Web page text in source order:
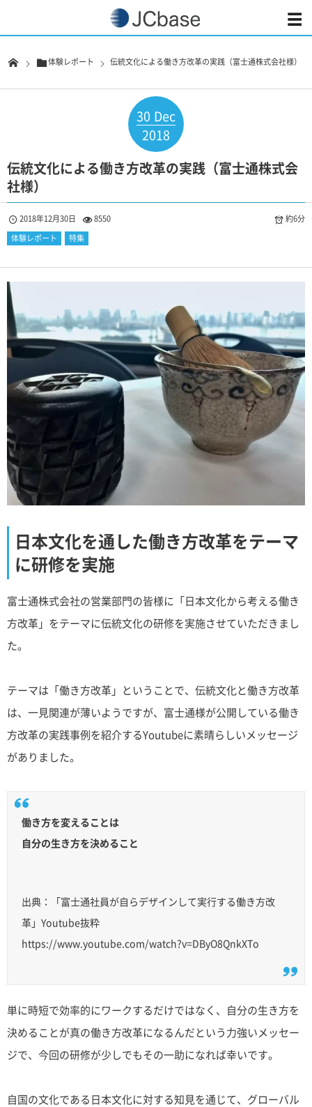
体験レポート 伝統文化による働き方改革の実践（富士通株式会社様）
30 Dec
2018
伝統文化による働き方改革の実践（富士通株式会
社様）
2018年12月30日 8550
約6分
体験レポート
特集
日本文化を通した働き方改革をテーマ
に研修を実施
富士通株式会社の営業部門の皆様に「日本文化から考える働き
方改革」をテーマに伝統文化の研修を実施させていただきまし
た。
テーマは「働き方改革」ということで、伝統文化と働き方改革
は、一見関連が薄いようですが、富士通様が公開している働き
方改革の実践事例を紹介するYoutubeに素晴らしいメッセージ
がありました。
働き方を変えることは
自分の生き方を決めること
出典：「富士通社員が自らデザインして実行する働き方改
革」Youtube抜粋
https://www.youtube.com/watch?v=DByO8QnkXTo
単に時短で効率的にワークするだけではなく、自分の生き方を
決めることが真の働き方改革になるんだという力強いメッセー
ジで、今回の研修が少しでもその一助になれば幸いです。
自国の文化である日本文化に対する知見を通じて、グローバル